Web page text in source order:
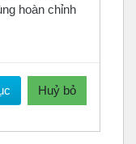
hoàn chỉnh
Huỷ bỏ